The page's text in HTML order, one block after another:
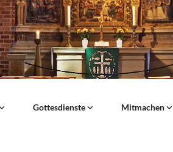
Gottesdienste Mitmachen